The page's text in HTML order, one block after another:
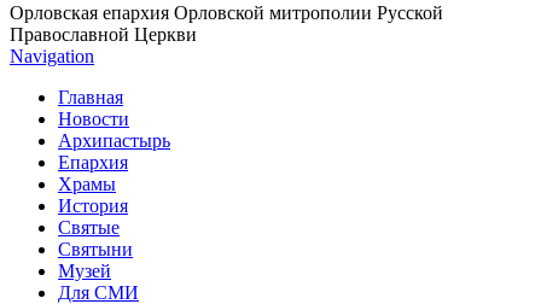
Орловская епархия Орловской митрополии Русской
Православной Церкви
Navigation
Главная
Новости
Архипастырь
Епархия
Храмы
История
Святые
Святыни
Музей
Для СМИ